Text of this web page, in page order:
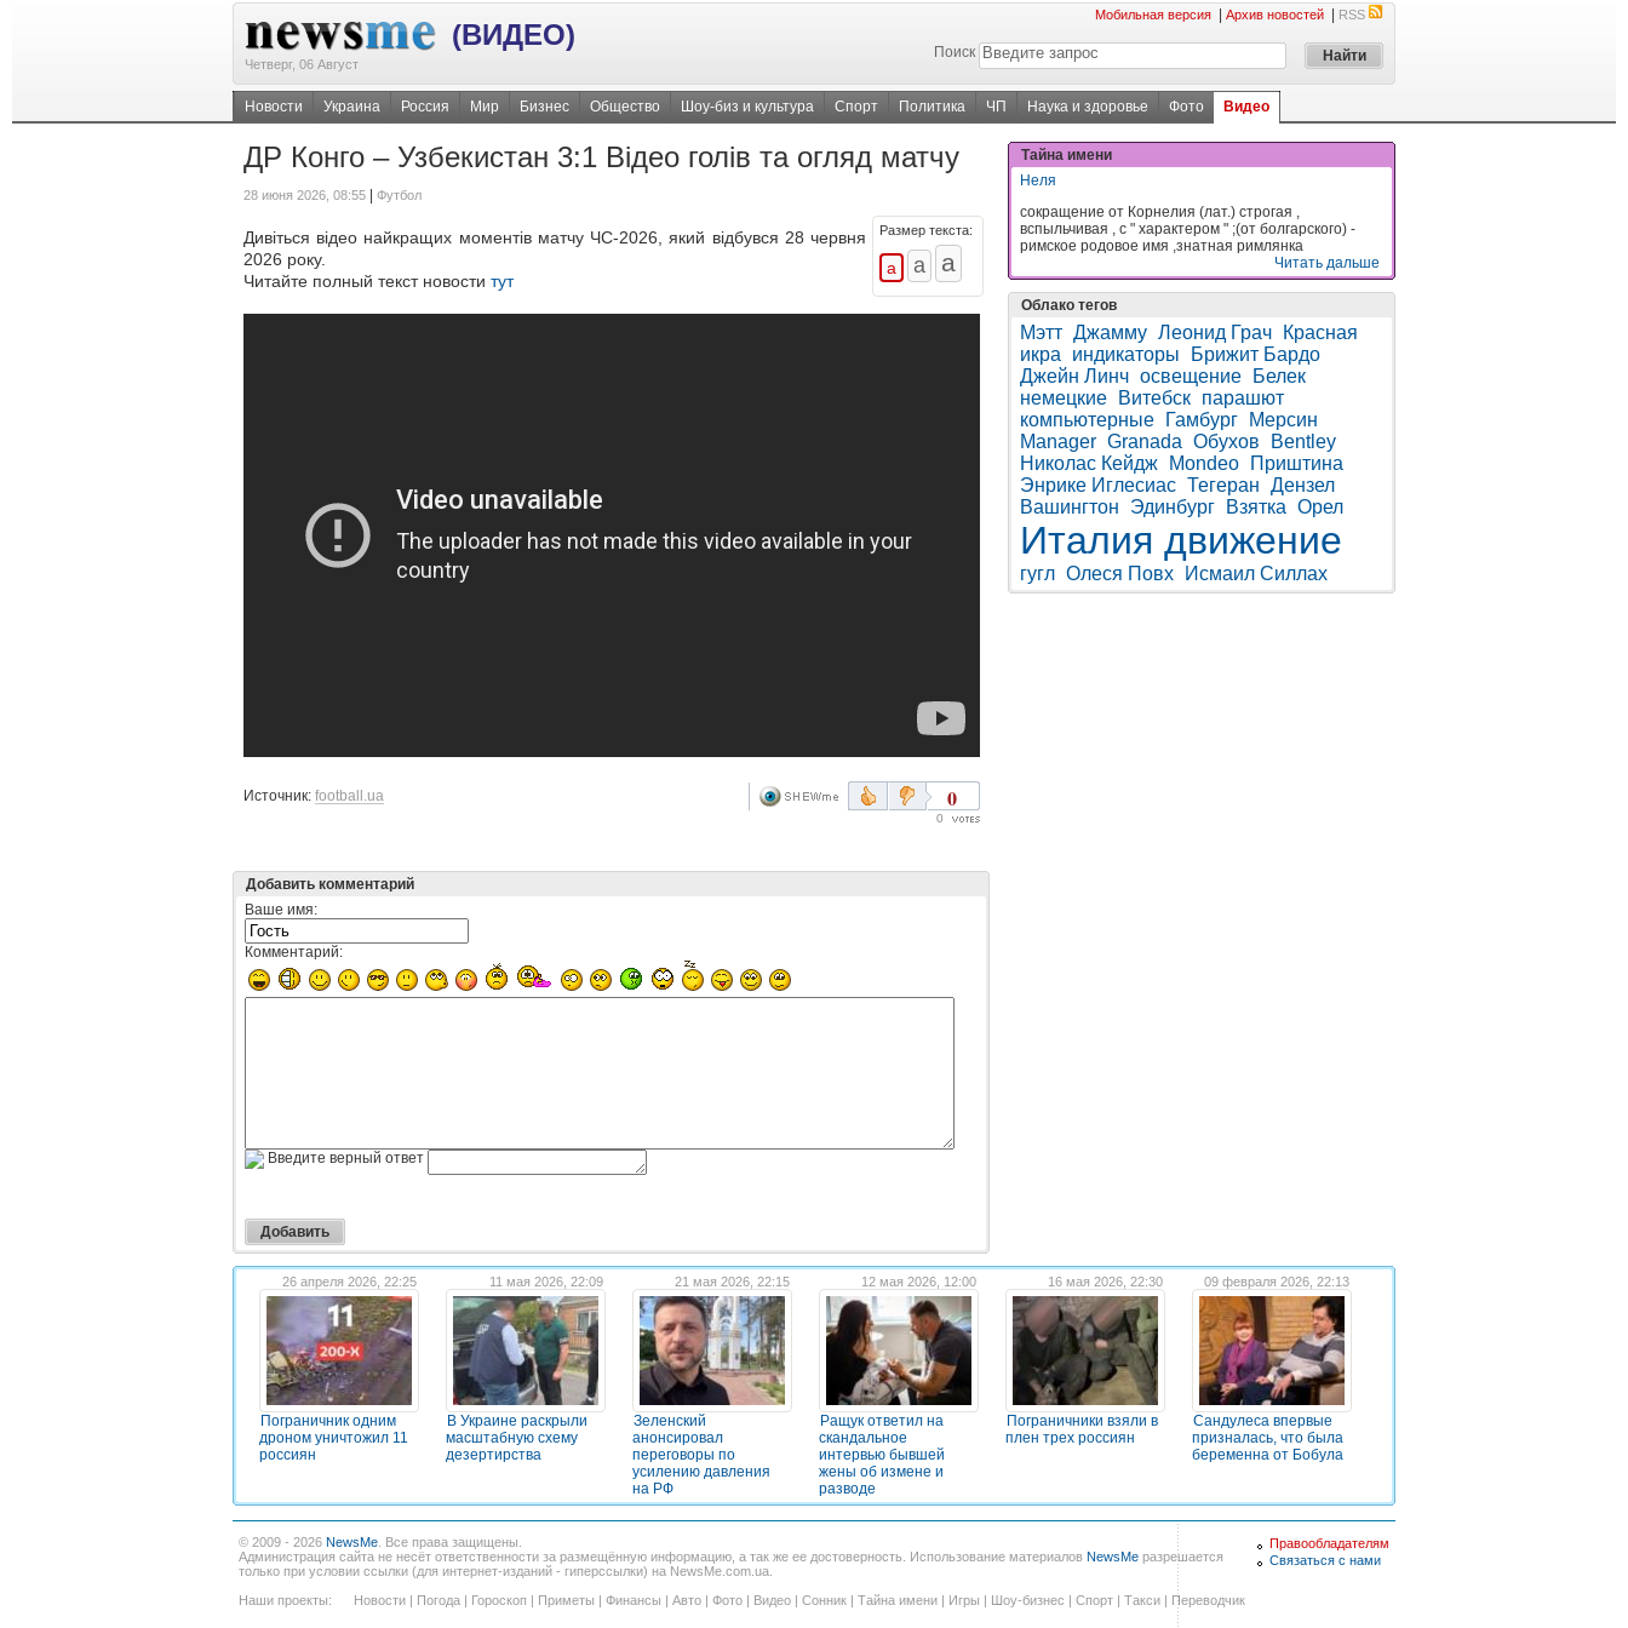
(ВИДЕО)
Четверг, 06 Август
Мобильная версия Архив новостей RSS
Поиск
Новости Украина Россия Мир Бизнес Общество Шоу-биз и культура Спорт Политика ЧП Наука и здоровье Фото Видео
ДР Конго – Узбекистан 3:1 Відео голів та огляд матчу
28 июня 2026, 08:55 Футбол
Размер текста:
Дивіться відео найкращих моментів матчу ЧС-2026, який відбувся 28 червня
2026 року.
Читайте полный текст новости тут
Источник: football.ua 0
0
Добавить комментарий
Ваше имя:
Комментарий:
Введите верный ответ
Тайна имени
Неля
сокращение от Корнелия (лат.) строгая ,
вспыльчивая , с " характером " ;(от болгарского) -
римское родовое имя ,знатная римлянка
Читать дальше
Облако тегов
Мэтт Джамму Леонид Грач
Красная
икра
индикаторы
Брижит Бардо
Джейн Линч освещение
Белек
немецкие
Витебск парашют
компьютерные
Гамбург
Мерсин
Manager Granada Обухов
Bentley
Николас Кейдж
Mondeo
Приштина
Энрике Иглесиас Тегеран Дензел
Вашингтон
Эдинбург Взятка Орел
Италия движение
гугл Олеся Повх Исмаил Силлах
26 апреля 2026, 22:25
Пограничник одним
дроном уничтожил 11
россиян
11 мая 2026, 22:09
В Украине раскрыли
масштабную схему
дезертирства
21 мая 2026, 22:15
Зеленский
анонсировал
переговоры по
усилению давления
на РФ
12 мая 2026, 12:00
Ращук ответил на
скандальное
интервью бывшей
жены об измене и
разводе
16 мая 2026, 22:30
Пограничники взяли в
плен трех россиян
09 февраля 2026, 22:13
Сандулеса впервые
призналась, что была
беременна от Бобула
© 2009 - 2026 NewsMe . Все права защищены.
Администрация сайта не несёт ответственности за размещённую информацию, а так же ее достоверность. Использование материалов NewsMe разрешается
только при условии ссылки (для интернет-изданий - гиперссылки) на NewsMe.com.ua.
Наши проекты:
Новости | Погода | Гороскоп | Приметы | Финансы | Авто | Фото | Видео | Сонник | Тайна имени | Игры | Шоу-бизнес | Спорт | Такси | Переводчик
Правообладателям
Связаться с нами